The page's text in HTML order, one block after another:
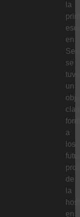
la
en
se
tuvo
un
a
los
de
la
en